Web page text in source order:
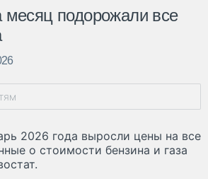
месяц подорожали все
2026 года выросли цены на все
о стоимости бензина и газа